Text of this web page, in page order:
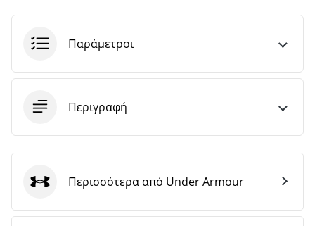
Παράμετροι
Περιγραφή
Under Armour
Περισσότερα από Under Armour